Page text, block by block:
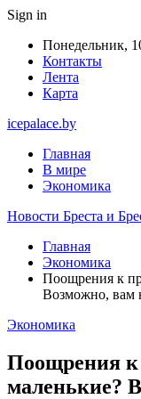
Sign in
Понедельник,
Контакты
Лента
Карта
icepalace.by
Главная
В мире
Экономика
Новости Бреста и
Главная
Экономика
Поощрения к
Возможно, вам
Экономика
Поощрения
маленькие?